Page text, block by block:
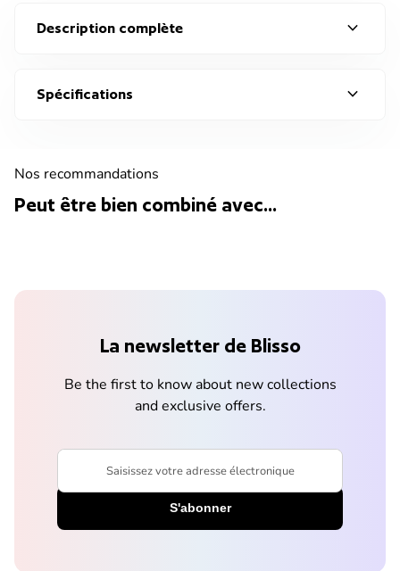
Description complète expand_more
Spécifications expand_more
Nos recommandations
Peut être bien combiné avec...
La newsletter de Blisso
Be the first to know about new collections
and exclusive offers.
Saisissez votre adresse électronique